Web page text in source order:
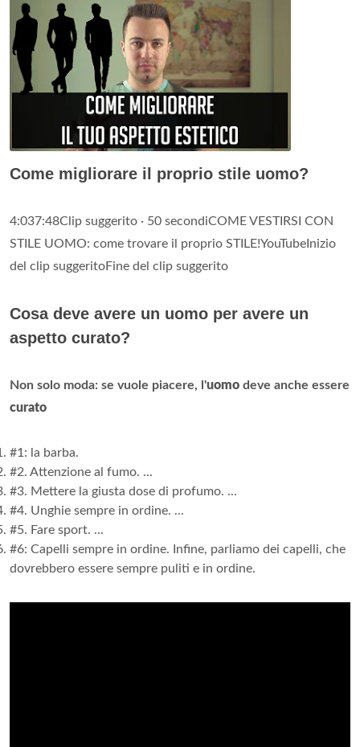
Come migliorare il proprio stile uomo?
4:037:48Clip suggerito · 50 secondiCOME VESTIRSI CON
STILE UOMO: come trovare il proprio STILE!YouTubeInizio
del clip suggeritoFine del clip suggerito
Cosa deve avere un uomo per avere un
aspetto curato?
Non solo moda: se vuole piacere, l'uomo deve anche essere
curato
#1: la barba.
#2. Attenzione al fumo. ...
#3. Mettere la giusta dose di profumo. ...
#4. Unghie sempre in ordine. ...
#5. Fare sport. ...
#6: Capelli sempre in ordine. Infine, parliamo dei capelli, che
dovrebbero essere sempre puliti e in ordine.